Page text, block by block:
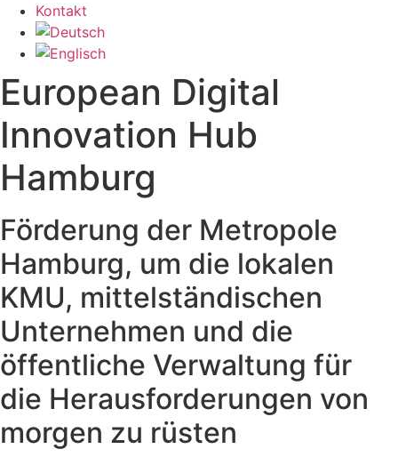
Kontakt
European Digital
Innovation Hub
Hamburg
Förderung der Metropole
Hamburg, um die lokalen
KMU, mittelständischen
Unternehmen und die
öffentliche Verwaltung für
die Herausforderungen von
morgen zu rüsten